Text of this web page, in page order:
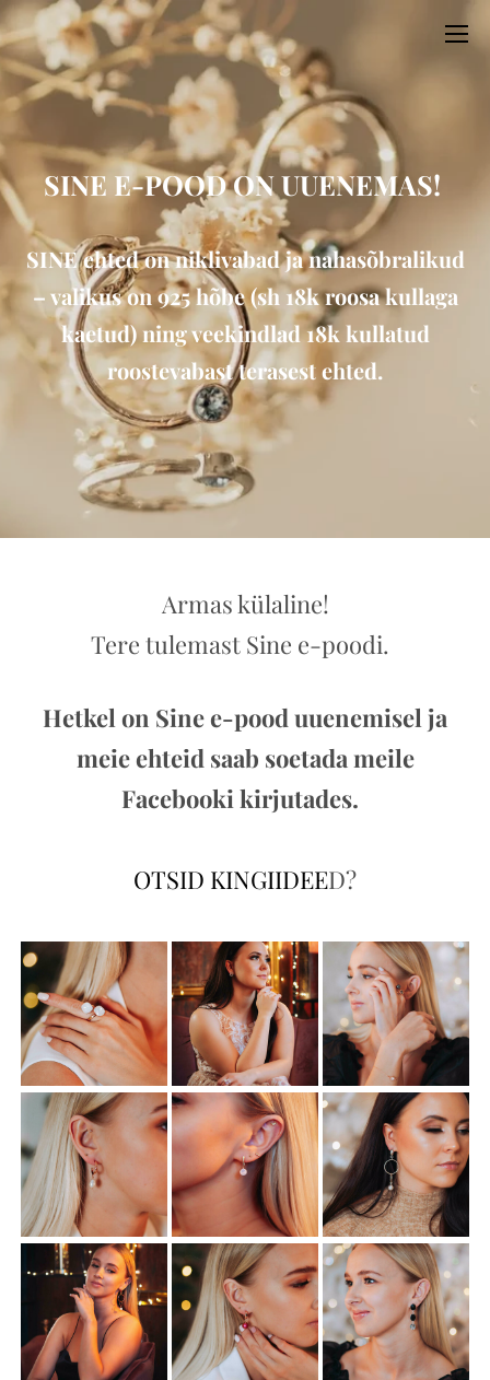
SINE E-POOD ON UUENEMAS!
SINE ehted on niklivabad ja nahasõbralikud
– valikus on 925 hõbe (sh 18k roosa kullaga
kaetud) ning veekindlad 18k kullatud
roostevabast terasest ehted.
Armas külaline!
Tere tulemast Sine e-poodi.
Hetkel on Sine e-pood uuenemisel ja
meie ehteid saab soetada meile
Facebooki kirjutades.
OTSID KINGIIDEED?